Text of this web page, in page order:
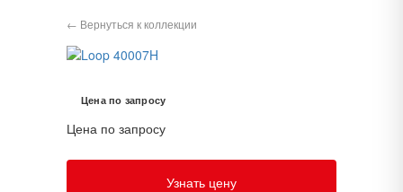
← Вернуться к коллекции
Цена по запросу
Цена по запросу
Узнать цену